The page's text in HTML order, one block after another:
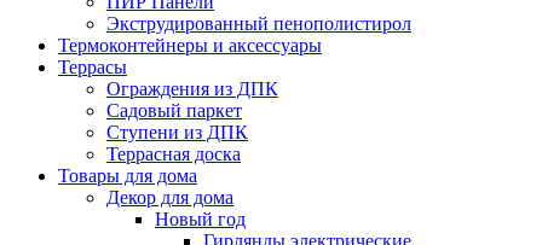
Экструдированный пенополистирол
Термоконтейнеры и аксессуары
Террасы
Ограждения из ДПК
Садовый паркет
Ступени из ДПК
Террасная доска
Товары для дома
Декор для дома
Новый год